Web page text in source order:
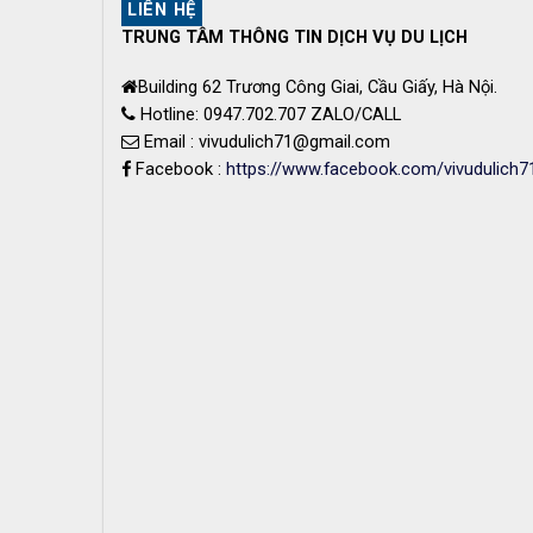
LIÊN HỆ
TRUNG TÂM THÔNG TIN DỊCH VỤ DU LỊCH
Building 62 Trương Công Giai, Cầu Giấy, Hà Nội.
Hotline: 0947.702.707 ZALO/CALL
Email : vivudulich71@gmail.com
Facebook : https://www.facebook.com/vivudulich71